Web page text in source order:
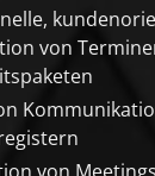
von